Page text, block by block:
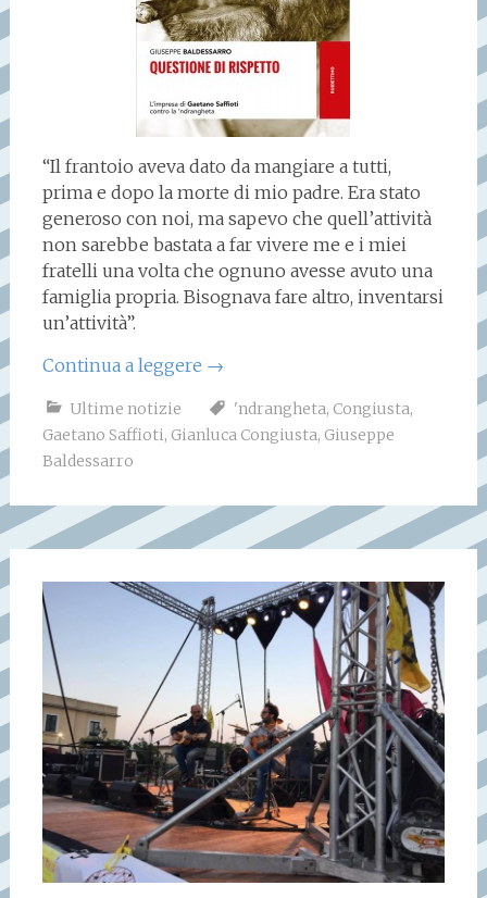
“Il frantoio aveva dato da mangiare a tutti,
prima e dopo la morte di mio padre. Era stato
generoso con noi, ma sapevo che quell’attività
non sarebbe bastata a far vivere me e i miei
fratelli una volta che ognuno avesse avuto una
famiglia propria. Bisognava fare altro, inventarsi
un’attività”.
Continua a leggere →
Ultime notizie 'ndrangheta, Congiusta,
Gaetano Saffioti, Gianluca Congiusta, Giuseppe
Baldessarro